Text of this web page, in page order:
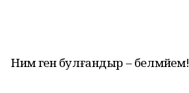
Нимә генә булғандыр – белмәйем!